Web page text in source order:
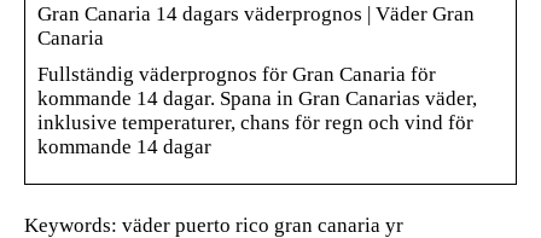
Gran Canaria 14 dagars väderprognos | Väder Gran
Canaria
Fullständig väderprognos för Gran Canaria för
kommande 14 dagar. Spana in Gran Canarias väder,
inklusive temperaturer, chans för regn och vind för
kommande 14 dagar
Keywords: väder puerto rico gran canaria yr